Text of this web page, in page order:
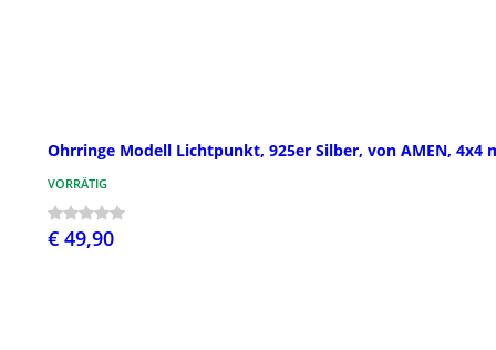
Ohrringe Modell Lichtpunkt, 925er Silber, von AMEN, 4x4
VORRÄTIG
€ 49,90